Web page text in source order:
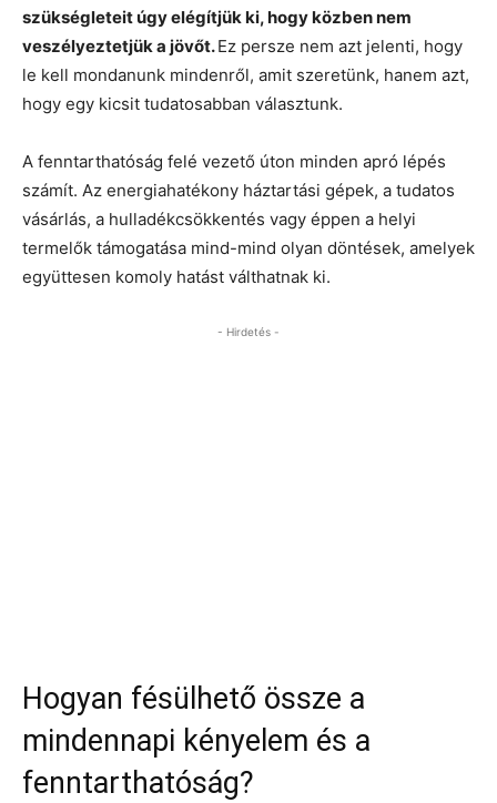
szükségleteit úgy elégítjük ki, hogy közben nem
veszélyeztetjük a jövőt.Ez persze nem azt jelenti, hogy
le kell mondanunk mindenről, amit szeretünk, hanem azt,
hogy egy kicsit tudatosabban választunk.
A fenntarthatóság felé vezető úton minden apró lépés
számít. Az energiahatékony háztartási gépek, a tudatos
vásárlás, a hulladékcsökkentés vagy éppen a helyi
termelők támogatása mind-mind olyan döntések, amelyek
együttesen komoly hatást válthatnak ki.
- Hirdetés -
Hogyan fésülhető össze a
mindennapi kényelem és a
fenntarthatóság?